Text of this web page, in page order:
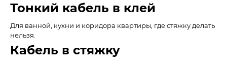
Тонкий кабель в клей
Для ванной, кухни и коридора квартиры, где стяжку делать
нельзя.
Кабель в стяжку